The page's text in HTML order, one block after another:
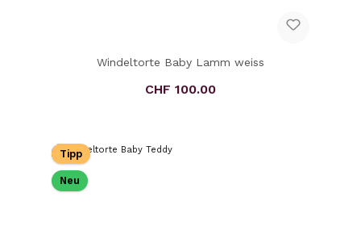
Windeltorte Baby Lamm weiss
Regulärer Preis:
CHF 100.00
Tipp
Neu